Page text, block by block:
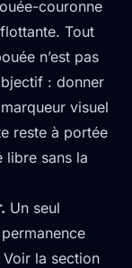
couronne
Tout
n’est pas
: donner
visuel
reste à portée
libre sans la
Un seul
la section